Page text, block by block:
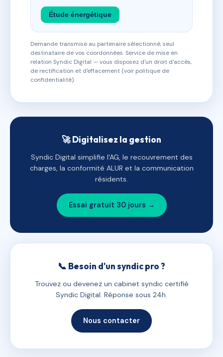
Étude énergétique
Demande transmise au partenaire sélectionné, seul
destinataire de vos coordonnées. Service de mise en
relation Syndic Digital — vous disposez d'un droit d'accès,
de rectification et d'effacement (voir politique de
confidentialité).
🚀 Digitalisez la gestion
Syndic Digital simplifie l'AG, le recouvrement des
charges, la conformité ALUR et la communication
résidents.
Essai gratuit 30 jours →
📞 Besoin d'un syndic pro ?
Trouvez ou devenez un cabinet syndic certifié
Syndic Digital. Réponse sous 24h.
Nous contacter